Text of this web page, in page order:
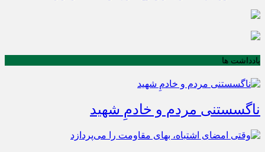
یادداشت ها
ناگسستنی مردم و خادمِ شهید